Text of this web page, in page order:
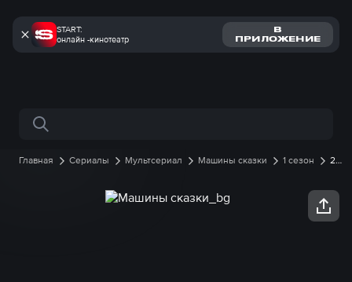
START:
онлайн -кинотеатр
В
ПРИЛОЖЕНИЕ
Поиск по сайту
Главная Сериалы Мультсериал Машины сказки 1 сезон
26